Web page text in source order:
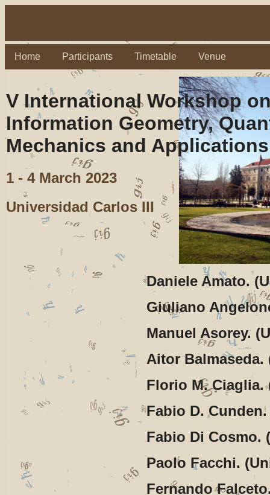
Home Participants Timetable Venue
V International Workshop
Information Geometry,
Mechanics and
1 - 4 March 2023
Universidad Carlos III
Daniele Amato.
Giuliano
Manuel Asorey.
Aitor Balmaseda.
Florio M. Ciaglia.
Fabio D.
Fabio Di Cosmo.
Paolo Facchi.
Fernando